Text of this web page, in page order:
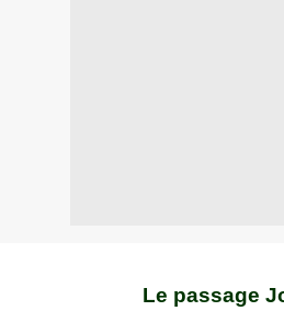
Le passage